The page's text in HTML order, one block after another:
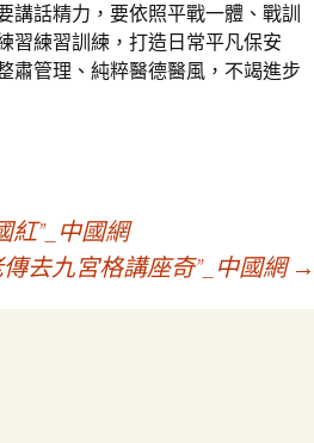
講話精力，要依照平戰一體、戰訓
習練習訓練，打造日常平凡保安
肅管理、純粹醫德醫風，不竭進步
紅”_中國網
去九宮格講座奇”_中國網 →